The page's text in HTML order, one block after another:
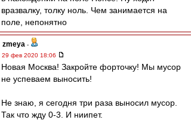
вразвалку, толку ноль. Чем занимается на
поле, непонятно
zmeya -
29 фев 2020 18:06
Новая Москва! Закройте форточку! Мы мусор
не успеваем выносить!
Не знаю, я сегодня три раза выносил мусор.
Так что жду 0-3. И ниипет.